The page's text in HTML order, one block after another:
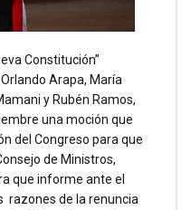
Constitución”
Arapa, María
y Rubén Ramos,
una moción que
del Congreso para que
de Ministros,
que informe ante el
razones de la renuncia